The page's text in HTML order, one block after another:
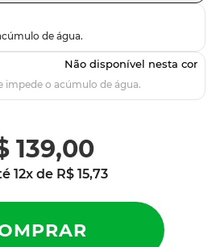
139,00
12x de R$ 15,73